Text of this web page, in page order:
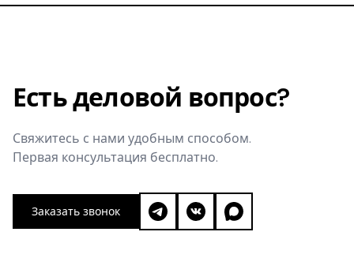
Есть деловой вопрос?
Свяжитесь с нами удобным способом.
Первая консультация бесплатно.
Заказать звонок